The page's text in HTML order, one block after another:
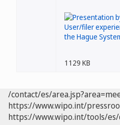
1129 KB
/contact/es/
https://www.wipo.int/
https://www.wipo.int/tools/